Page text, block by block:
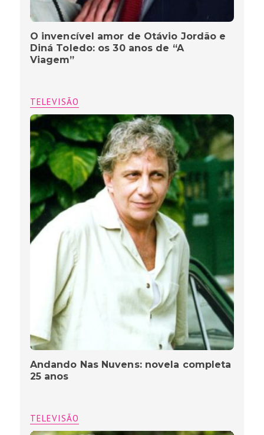
O invencível amor de Otávio Jordão e
Diná Toledo: os 30 anos de “A
Viagem”
TELEVISÃO
Andando Nas Nuvens: novela completa
25 anos
TELEVISÃO